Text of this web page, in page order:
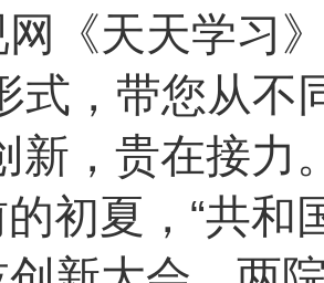
《天天学习
式，带您从
新，贵在接力
初夏，“共和